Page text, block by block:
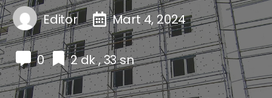
Editor Mart 4, 2024
0 2 dk , 33 sn